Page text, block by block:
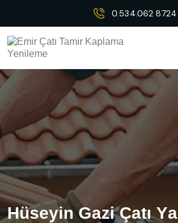
0.534.062 8724
Hüseyin Gazi Çatı Ya